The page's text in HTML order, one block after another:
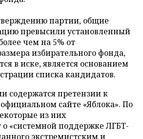
партии, общие
превысили установленный
чем на 5% от
избирательного фонда,
в иске, является основанием
списка кандидатов.
содержатся претензии к
сайте «Яблока». По
из них
о «системной поддержке ЛГБТ-
экстремистским и